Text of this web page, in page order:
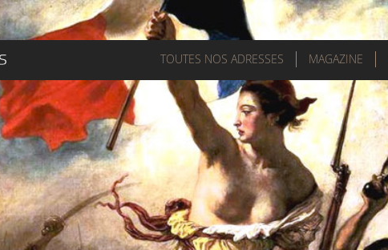
TOUTES NOS ADRESSES MAGAZINE